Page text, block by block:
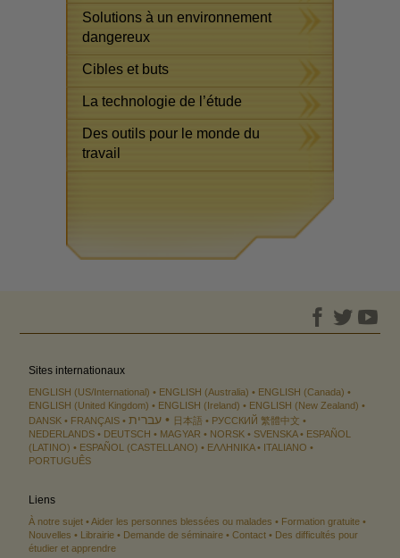
Solutions à un environnement
dangereux
Cibles et buts
La technologie de l’étude
Des outils pour le monde du
travail
Sites internationaux
ENGLISH (US/International) ENGLISH (Australia)
ENGLISH (Canada)
ENGLISH (United Kingdom)
ENGLISH (Ireland)
ENGLISH (New Zealand)
DANSK
FRANÇAIS עברית 日本語 РУССКИЙ 繁體中文
NEDERLANDS
DEUTSCH MAGYAR NORSK SVENSKA
ESPAÑOL
(LATINO)
ESPAÑOL (CASTELLANO) ΕΛΛΗΝΙΚA
ITALIANO
PORTUGUÊS
Liens
À notre sujet Aider les personnes blessées ou malades
Formation gratuite
Nouvelles
Librairie Demande de séminaire Contact
Des difficultés pour
étudier et apprendre